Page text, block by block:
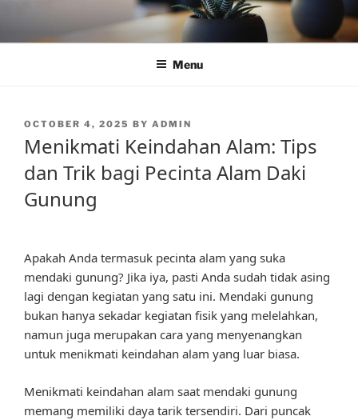
content
Menu
POSTED
OCTOBER 4, 2025 BY ADMIN
Menikmati Keindahan Alam: Tips
dan Trik bagi Pecinta Alam Daki
Gunung
Apakah Anda termasuk pecinta alam yang suka
mendaki gunung? Jika iya, pasti Anda sudah tidak asing
lagi dengan kegiatan yang satu ini. Mendaki gunung
bukan hanya sekadar kegiatan fisik yang melelahkan,
namun juga merupakan cara yang menyenangkan
untuk menikmati keindahan alam yang luar biasa.
Menikmati keindahan alam saat mendaki gunung
memang memiliki daya tarik tersendiri. Dari puncak